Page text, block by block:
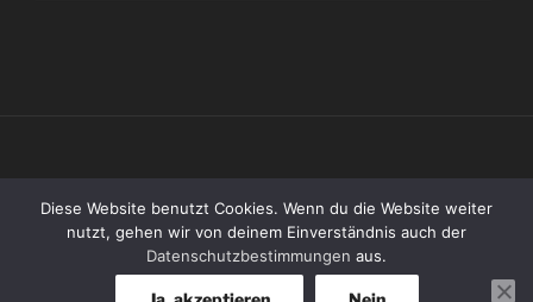
(C) 1998 – 2026 THOMAS WENZLAFF
RSS Feed
Diese Website benutzt Cookies. Wenn du die Website weiter
nutzt, gehen wir von deinem Einverständnis auch der
Datenschutzbestimmungen aus.